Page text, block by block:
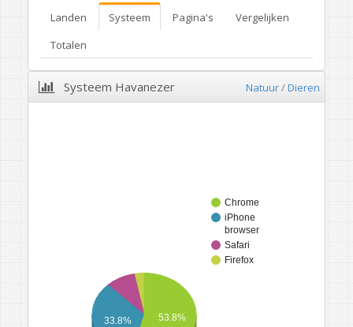
Landen
Systeem Pagina's
Vergelijken
Totalen
Systeem Havanezer Natuur/Dieren
Chrome
iPhone
browser
Safari
Firefox
33.8% 53.8%